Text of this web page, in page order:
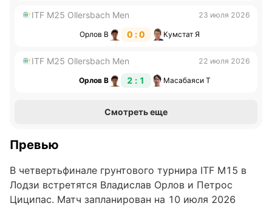
ITF M25 Ollersbach Men 23 июля 2026
Орлов В 0 : 0 Кумстат Я
ITF M25 Ollersbach Men 22 июля 2026
Орлов В 2 : 1 Масабаяси Т
Смотреть еще
Превью
В четвертьфинале грунтового турнира ITF M15 в
Лодзи встретятся Владислав Орлов и Петрос
Циципас. Матч запланирован на 10 июля 2026